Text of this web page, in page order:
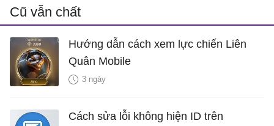
Cũ vẫn chất
Hướng dẫn cách xem lực chiến Liên
Quân Mobile
3 ngày
Cách sửa lỗi không hiện ID trên